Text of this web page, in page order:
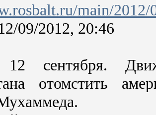
main/2012/
09/2012, 20:46
сентября.
отомстить